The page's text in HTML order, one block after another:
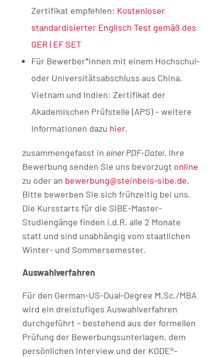
Zertifikat empfehlen: Kostenloser
standardisierter Englisch Test gemäß des
GER | EF SET
Für Bewerber*innen mit einem Hochschul-
oder Universitätsabschluss aus China,
Vietnam und Indien: Zertifikat der
Akademischen Prüfstelle (APS) – weitere
Informationen dazu hier.
zusammengefasst in einer PDF-Datei. Ihre
Bewerbung senden Sie uns bevorzugt online
zu oder an bewerbung@steinbeis-sibe.de.
Bitte bewerben Sie sich frühzeitig bei uns.
Die Kursstarts für die SIBE-Master-
Studiengänge finden i.d.R. alle 2 Monate
statt und sind unabhängig vom staatlichen
Winter- und Sommersemester.
Auswahlverfahren
Für den German-US-Dual-Degree M.Sc./MBA
wird ein dreistufiges Auswahlverfahren
durchgeführt – bestehend aus der formellen
Prüfung der Bewerbungsunterlagen, dem
persönlichen Interview und der KODE®-